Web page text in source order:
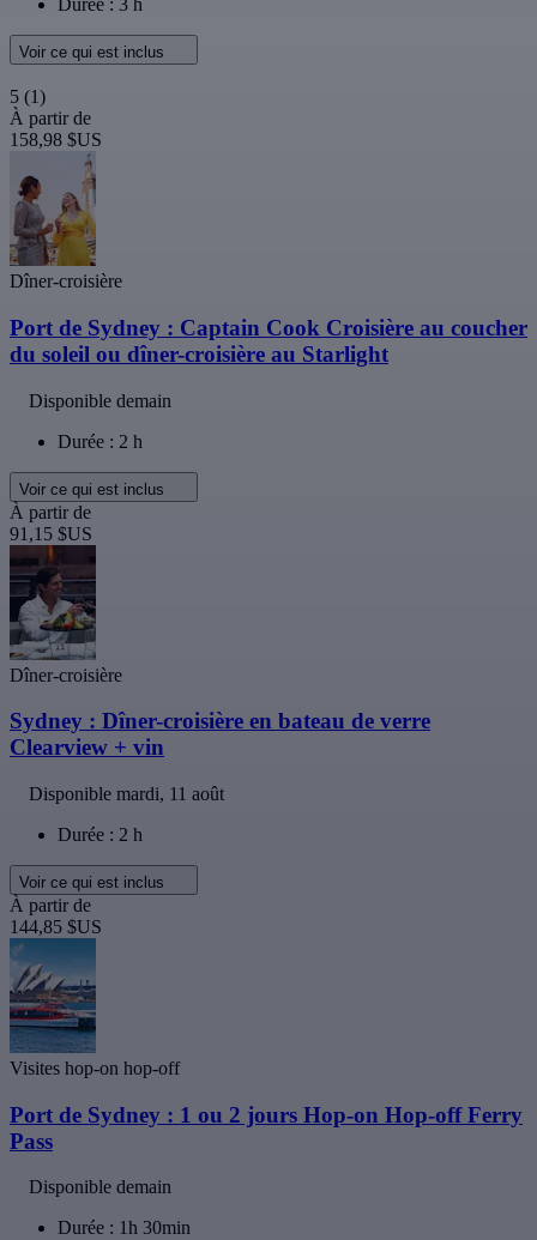
Durée : 3 h
Voir ce qui est inclus
5 (1)
À partir de
158,98 $US
Dîner-croisière
Port de Sydney : Captain Cook Croisière au coucher
du soleil ou dîner-croisière au Starlight
Disponible demain
Durée : 2 h
Voir ce qui est inclus
À partir de
91,15 $US
Dîner-croisière
Sydney : Dîner-croisière en bateau de verre
Clearview + vin
Disponible mardi, 11 août
Durée : 2 h
Voir ce qui est inclus
À partir de
144,85 $US
Visites hop-on hop-off
Port de Sydney : 1 ou 2 jours Hop-on Hop-off Ferry
Pass
Disponible demain
Durée : 1h 30min